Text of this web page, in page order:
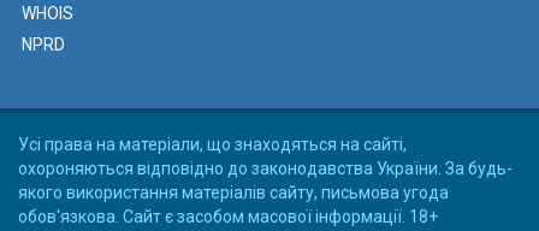
WHOIS
NPRD
Усі права на матеріали, що знаходяться на сайті,
охороняються відповідно до законодавства України. За будь-
якого використання матеріалів сайту, письмова угода
обов'язкова. Сайт є засобом масової інформації. 18+